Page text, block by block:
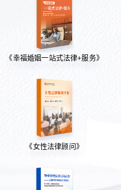
《幸福婚姻一站式法律+服务》
《女性法律顾问》